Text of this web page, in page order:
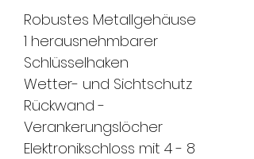
Robustes Metallgehäuse
1 herausnehmbarer
Schlüsselhaken
Wetter- und Sichtschutz
Rückwand -
Verankerungslöcher
Elektronikschloss mit 4 - 8